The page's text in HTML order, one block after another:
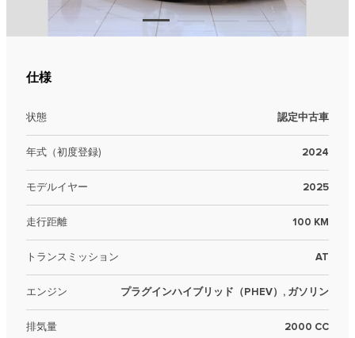
仕様
状態 認定中古車
年式（初度登録) 2024
モデルイヤー 2025
走行距離 100 KM
トランスミッション AT
エンジン プラグインハイブリッド（PHEV）, ガソリン
排気量 2000 CC